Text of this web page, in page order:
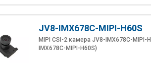
JV8-IMX678C-MIPI-H60S
MIPI CSI-2 камера JV8-IMX678C-MIPI-
IMX678C-MIPI-H60S)